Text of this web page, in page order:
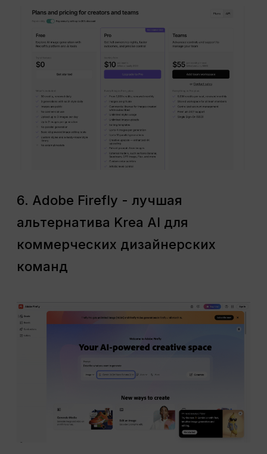
6. Adobe Firefly - лучшая
альтернатива Krea AI для
коммерческих дизайнерских
команд